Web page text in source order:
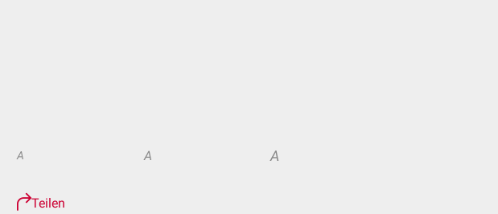
A A A
Teilen